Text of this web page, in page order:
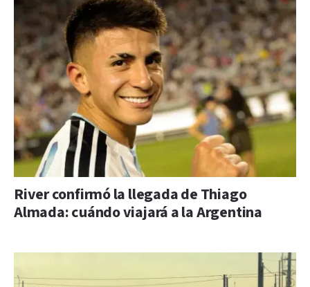
River confirmó la llegada de Thiago
Almada: cuándo viajará a la Argentina